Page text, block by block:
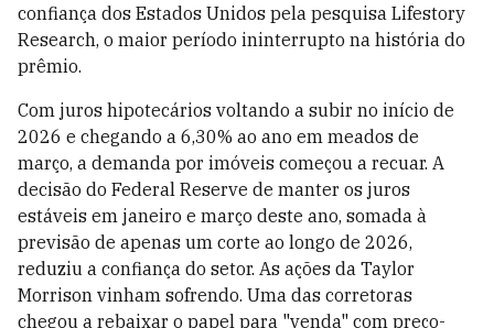
confiança dos Estados Unidos pela pesquisa Lifestory
Research, o maior período ininterrupto na história do
prêmio.
Com juros hipotecários voltando a subir no início de
2026 e chegando a 6,30% ao ano em meados de
março, a demanda por imóveis começou a recuar. A
decisão do Federal Reserve de manter os juros
estáveis em janeiro e março deste ano, somada à
previsão de apenas um corte ao longo de 2026,
reduziu a confiança do setor. As ações da Taylor
Morrison vinham sofrendo. Uma das corretoras
chegou a rebaixar o papel para "venda" com preço-